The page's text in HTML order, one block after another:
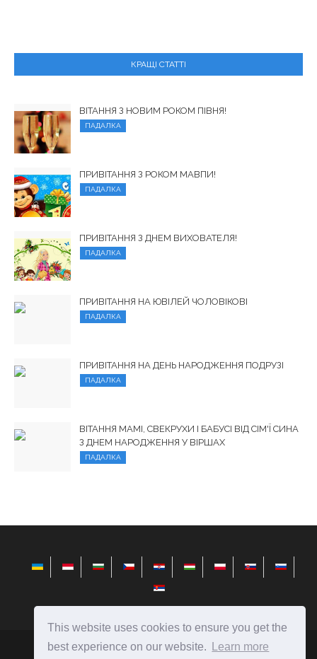
This website uses cookies to ensure you get the
best experience on our website.
Learn more
КРАЩІ СТАТТІ
ВІТАННЯ З НОВИМ РОКОМ ПІВНЯ!
ПАДАЛКА
ПРИВІТАННЯ З РОКОМ МАВПИ!
ПАДАЛКА
ПРИВІТАННЯ З ДНЕМ ВИХОВАТЕЛЯ!
ПАДАЛКА
ПРИВІТАННЯ НА ЮВІЛЕЙ ЧОЛОВІКОВІ
ПАДАЛКА
ПРИВІТАННЯ НА ДЕНЬ НАРОДЖЕННЯ ПОДРУЗІ
ПАДАЛКА
ВІТАННЯ МАМІ, СВЕКРУХИ І БАБУСІ ВІД СІМ'Ї СИНА
З ДНЕМ ​​НАРОДЖЕННЯ У ВІРШАХ
ПАДАЛКА
2026